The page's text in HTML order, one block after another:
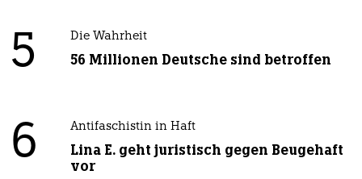
5 Die Wahrheit
56 Millionen Deutsche sind betroffen
6 Antifaschistin in Haft
Lina E. geht juristisch gegen Beugehaft
vor